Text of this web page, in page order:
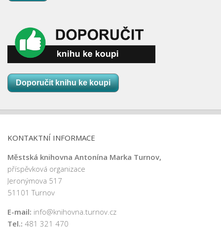
Doporučit knihu ke koupi
KONTAKTNÍ INFORMACE
Městská knihovna Antonína Marka Turnov,
příspěvková organizace
Jeronýmova 517
51101 Turnov
E-mail: info@knihovna.turnov.cz
Tel.: 481 321 470